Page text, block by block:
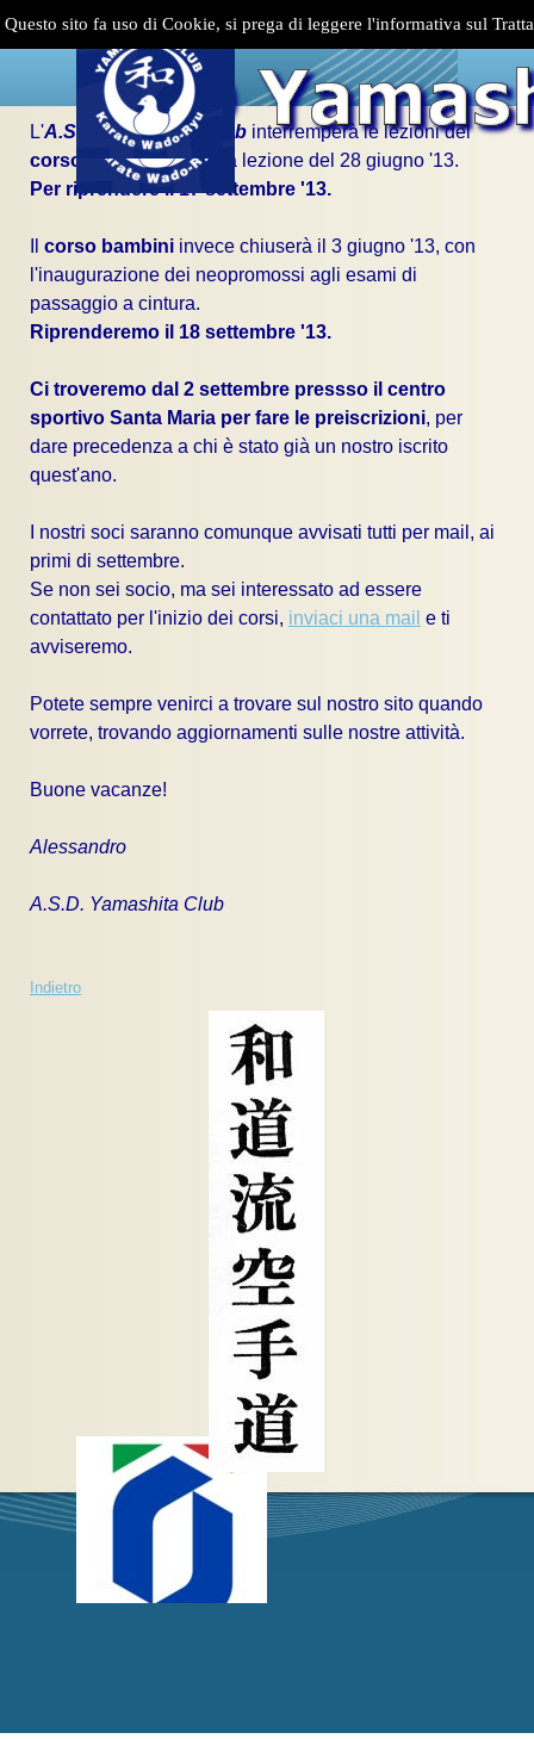
Questo sito fa uso di Cookie, si prega di leggere l'informativa sul
L'A.S.D. Yamashita Club interremperà le lezioni del
corso adulticon l'ultima lezione del 28 giugno '13.
Per riprendere il 17 settembre '13.
corso bambini invece chiuserà il 3 giugno '13, con
l'inaugurazione dei neopromossi agli esami di
passaggio a cintura.
Riprenderemo il 18 settembre '13.
Ci troveremo dal 2 settembre pressso il centro
sportivo Santa Maria per fare le preiscrizioni, per
dare precedenza a chi è stato già un nostro iscrito
quest'ano.
I nostri soci saranno comunque avvisati tutti per mail, ai
primi di settembre.
Se non sei socio, ma sei interessato ad essere
contattato per l'inizio dei corsi, inviaci una mail e ti
avviseremo.
Potete sempre venirci a trovare sul nostro sito quando
vorrete, trovando aggiornamenti sulle nostre attività.
Buone vacanze!
Alessandro
A.S.D. Yamashita Club
Indietro
Torna ai contenuti